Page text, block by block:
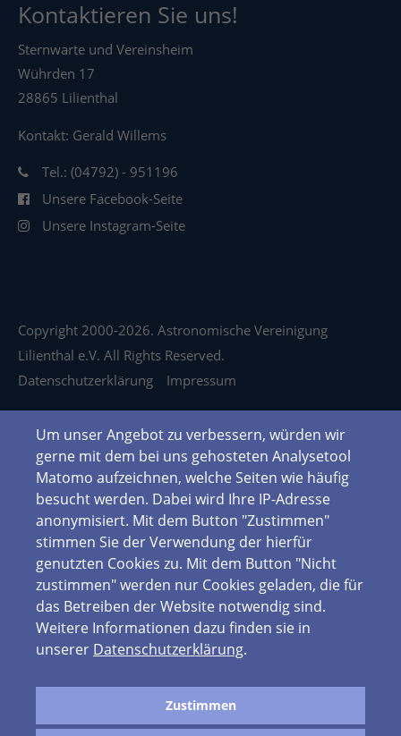
Kontaktieren Sie uns!
Sternwarte und Vereinsheim
Wührden 17
28865 Lilienthal
Kontakt: Gerald Willems
Tel.: (04792) - 951196
Unsere Facebook-Seite
Unsere Instagram-Seite
Copyright 2000-2026. Astronomische Vereinigung
Lilienthal e.V. All Rights Reserved.
Datenschutzerklärung
Impressum
Um unser Angebot zu verbessern, würden wir
gerne mit dem bei uns gehosteten Analysetool
Matomo aufzeichnen, welche Seiten wie häufig
besucht werden. Dabei wird Ihre IP-Adresse
anonymisiert. Mit dem Button "Zustimmen"
stimmen Sie der Verwendung der hierfür
genutzten Cookies zu. Mit dem Button "Nicht
zustimmen" werden nur Cookies geladen, die für
das Betreiben der Website notwendig sind.
Weitere Informationen dazu finden sie in
unserer Datenschutzerklärung.
Zustimmen